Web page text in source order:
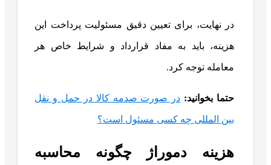
در نهایت، برای تعیین دقیق مسئولیت پرداخت این
هزینه، باید به مفاد قرارداد و شرایط خاص هر
معامله توجه کرد.
حتما بخوانید: در صورت صدمه کالا در حمل و نقل
بین المللی چه کسی مسئول است؟
هزینه دموراژ چگونه محاسبه